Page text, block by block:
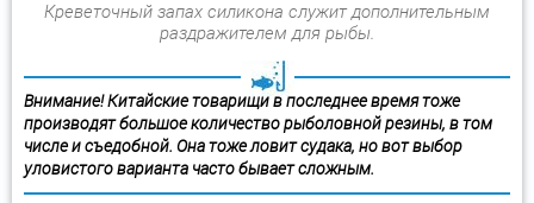
Креветочный запах силикона служит дополнительным
раздражителем для рыбы.
Внимание! Китайские товарищи в последнее время тоже
производят большое количество рыболовной резины, в том
числе и съедобной. Она тоже ловит судака, но вот выбор
уловистого варианта часто бывает сложным.